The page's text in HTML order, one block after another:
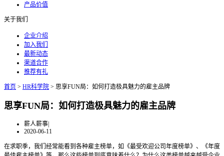
产品价值
关于我们
企业介绍
加入我们
最新动态
渠道合作
推荐有礼
首页 > HR科学院 > 思享FUN局：如何打造极具魅力的雇主品牌
思享FUN局：如何打造极具魅力的雇主品牌
薪人薪事|
2020-06-11
在求职季，我们经常能看到各种雇主榜单，如《最受欢迎公司年度榜单》、《年度